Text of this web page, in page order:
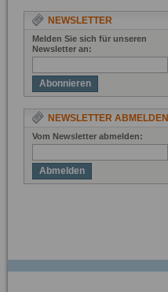
NEWSLETTER
Melden Sie sich für unseren
Newsletter an:
Abonnieren
NEWSLETTER ABMELDEN
Vom Newsletter abmelden:
Abmelden